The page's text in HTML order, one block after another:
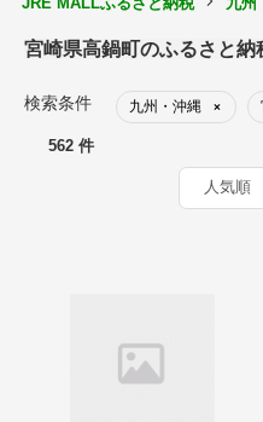
宮崎県高鍋町のふるさと納
検索条件 九州・沖縄 ×
562 件